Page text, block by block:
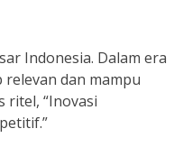
Indonesia. Dalam era
dan mampu
ritel, “Inovasi